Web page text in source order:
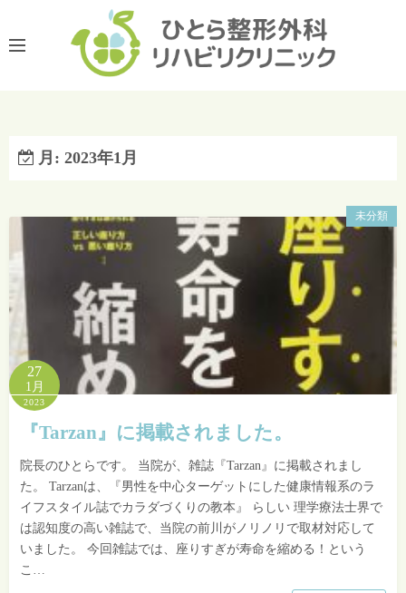
プ
月: 2023年1月
未分類
27
1月
2023
『Tarzan』に掲載されました。
院長のひとらです。 当院が、雑誌『Tarzan』に掲載されまし
た。 Tarzanは、『男性を中心ターゲットにした健康情報系のラ
イフスタイル誌でカラダづくりの教本』 らしい 理学療法士界で
は認知度の高い雑誌で、当院の前川がノリノリで取材対応して
いました。 今回雑誌では、座りすぎが寿命を縮める！という
こ…